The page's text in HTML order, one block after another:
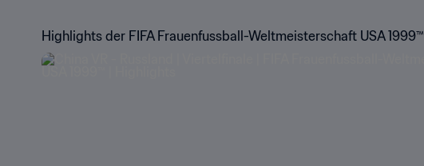
Highlights der FIFA Frauenfussball-Weltmeisterschaft USA 1999™